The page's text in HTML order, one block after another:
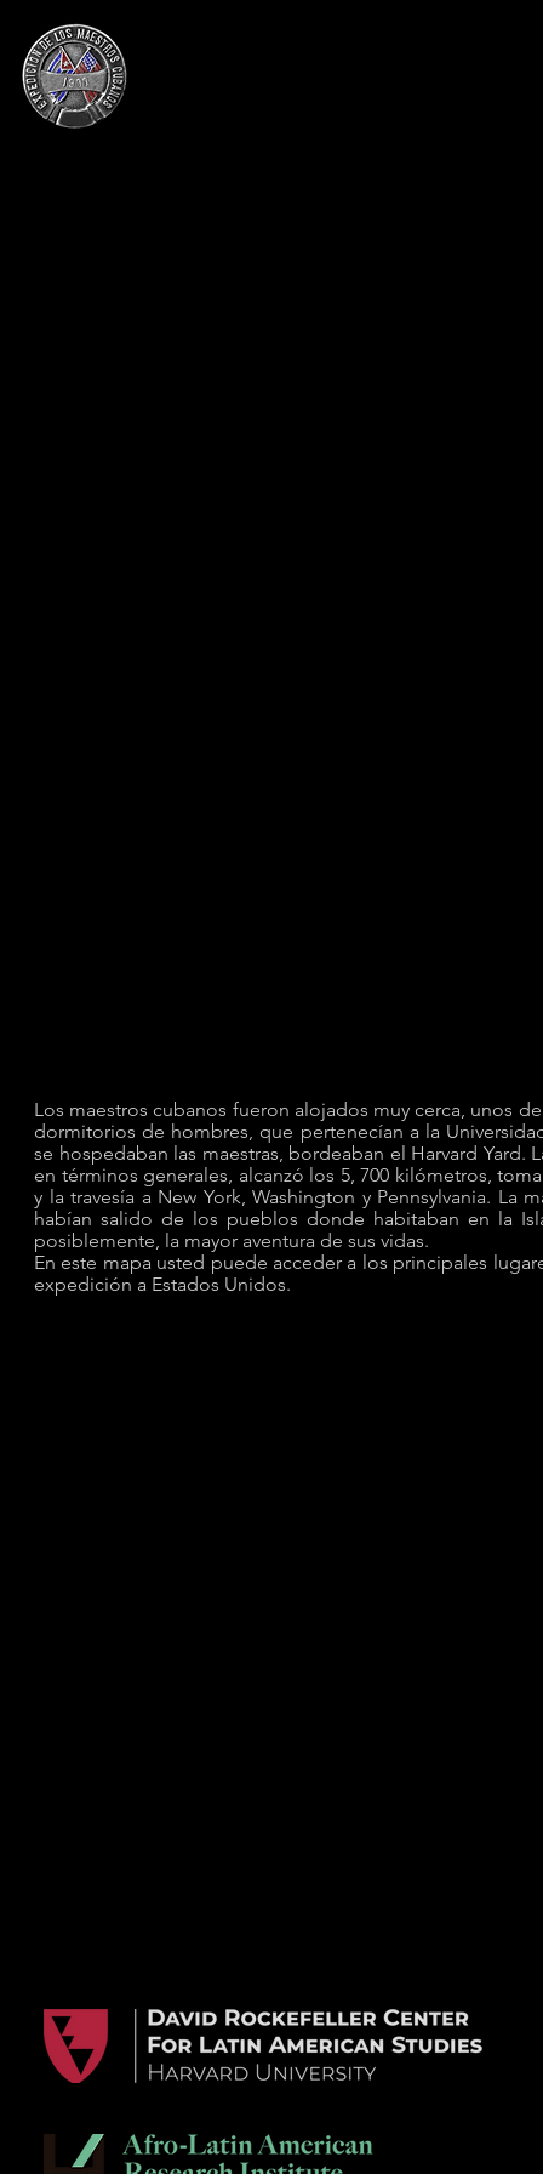
Los maestros cubanos fueron alojados muy cerca, unos
dormitorios de hombres, que pertenecían a la
se hospedaban las maestras, bordeaban el Harvard Yard.
en términos generales, alcanzó los 5, 700 kilómetros,
y la travesía a New York, Washington y Pennsylvania. La
habían salido de los pueblos donde habitaban en la
posiblemente, la mayor aventura de sus vidas.
En este mapa usted puede acceder a los principales
expedición a Estados Unidos.